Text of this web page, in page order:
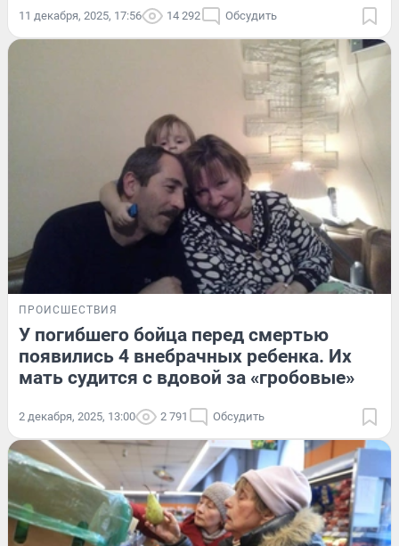
11 декабря, 2025, 17:56 14 292 Обсудить
ПРОИСШЕСТВИЯ
У погибшего бойца перед смертью
появились 4 внебрачных ребенка. Их
мать судится с вдовой за «гробовые»
2 декабря, 2025, 13:00 2 791 Обсудить